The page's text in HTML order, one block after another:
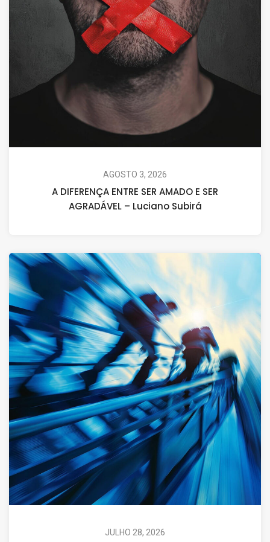
AGOSTO 3, 2026
A DIFERENÇA ENTRE SER AMADO E SER
AGRADÁVEL – Luciano Subirá
JULHO 28, 2026